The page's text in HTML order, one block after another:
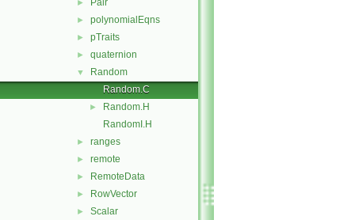
► Pair
► polynomialEqns
► pTraits
► quaternion
▼
Random
Random.C
►
Random.H
RandomI.H
► ranges
► remote
► RemoteData
► RowVector
► Scalar